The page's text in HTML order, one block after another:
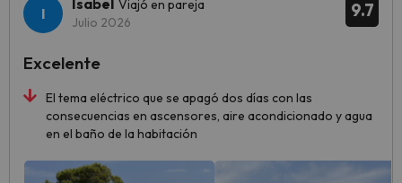
9.7
Isabel Viajó en pareja
Julio 2026
El tema eléctrico que se apagó dos días con las
consecuencias en ascensores, aire acondicionado y agua
en el baño de la habitación
Excelente